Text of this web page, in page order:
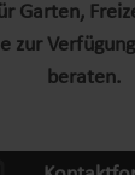
Garten,
zur
beraten.